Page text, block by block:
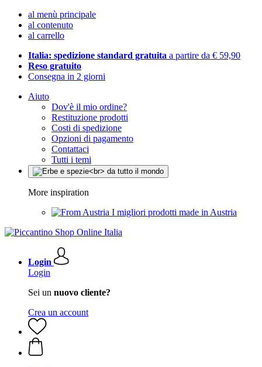
al menù principale
al contenuto
al carrello
Italia: spedizione standard gratuita a partire da € 59,90
Reso gratuito
Consegna in 2 giorni
Aiuto
Dov'è il mio ordine?
Restituzione prodotti
Costi di spedizione
Opzioni di pagamento
Contattaci
Tutti i temi
More inspiration
I migliori prodotti made in Austria
Login
Login
Sei un nuovo cliente?
Crea un account